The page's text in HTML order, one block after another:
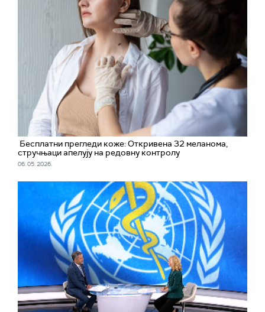
Бесплатни прегледи коже: Откривена 32 меланома,
стручњаци апелују на редовну контролу
06. 05. 2026.